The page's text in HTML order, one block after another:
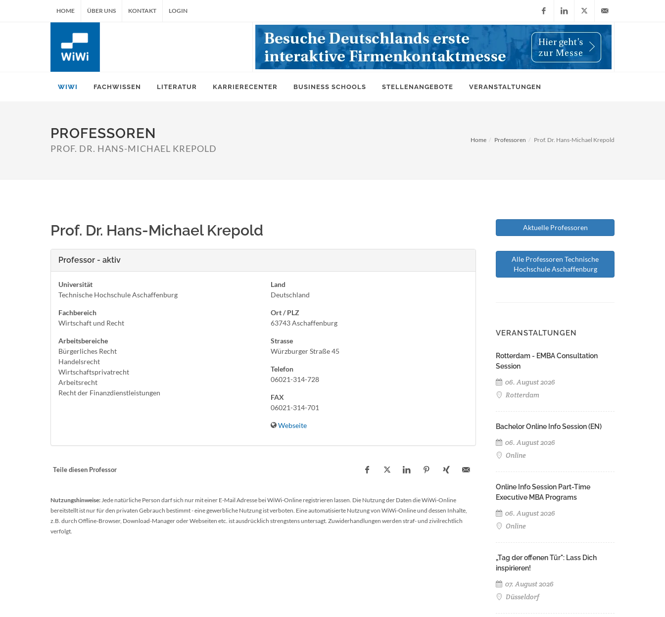
HOME ÜBER UNS KONTAKT LOGIN
FacebookLinkedIn
X
(Twitter)
info@wiwi-
WIWI FACHWISSEN LITERATUR KARRIERECENTER BUSINESS SCHOOLS STELLENANGEBOTE VERANSTALTUNGEN
PROFESSOREN
PROF. DR. HANS-MICHAEL KREPOLD
Home Professoren Prof. Dr. Hans-Michael Krepold
Prof. Dr. Hans-Michael Krepold
Professor - aktiv
Universität
Technische Hochschule Aschaffenburg
Fachbereich
Wirtschaft und Recht
Arbeitsbereiche
Bürgerliches Recht
Handelsrecht
Wirtschaftsprivatrecht
Arbeitsrecht
Recht der Finanzdienstleistungen
Land
Deutschland
Ort / PLZ
63743 Aschaffenburg
Strasse
Würzburger Straße 45
Telefon
06021-314-728
FAX
06021-314-701
Webseite
Teile diesen Professor
Nutzungshinweise:Jede natürliche Person darf sich nur mit einer E-Mail Adresse bei WiWi-Online registrieren lassen. Die Nutzung der Daten die WiWi-Online
bereitstellt ist nur für den privaten Gebrauch bestimmt - eine gewerbliche Nutzung ist verboten. Eine automatisierte Nutzung von WiWi-Online und dessen Inhalte,
z.B. durch Offline-Browser, Download-Manager oder Webseiten etc. ist ausdrücklich strengstens untersagt. Zuwiderhandlungen werden straf- und zivilrechtlich
verfolgt.
Aktuelle Professoren
Alle Professoren Technische
Hochschule Aschaffenburg
VERANSTALTUNGEN
Rotterdam - EMBA Consultation
Session
06. August 2026
Rotterdam
Bachelor Online Info Session (EN)
06. August 2026
Online
Online Info Session Part-Time
Executive MBA Programs
06. August 2026
Online
„Tag der offenen Tür": Lass Dich
inspirieren!
07. August 2026
Düsseldorf